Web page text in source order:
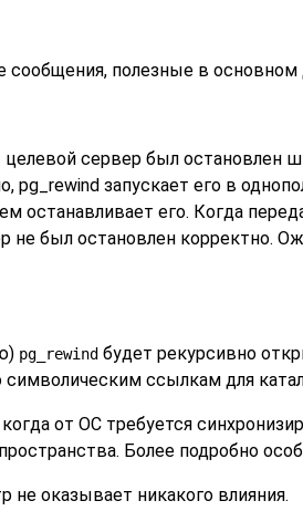
полезные в
сервер был остановлен
pg_rewind запускает его в
останавливает его. Когда
был остановлен корректно.
pg_rewind будет рекурсивно
ссылкам для
когда от ОС требуется
Более подробно
не оказывает никакого влияния.